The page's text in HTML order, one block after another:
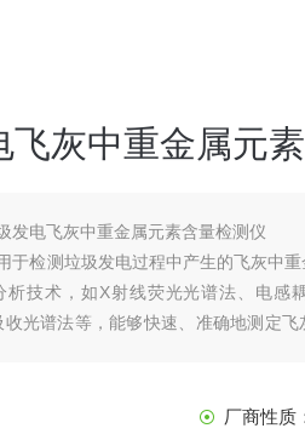
飞灰中重金属元
发电飞灰中重金属元素含量检测仪
于检测垃圾发电过程中产生的飞灰中
析技术，如X射线荧光光谱法、电感
收光谱法等，能够快速、准确地测定
厂商性质